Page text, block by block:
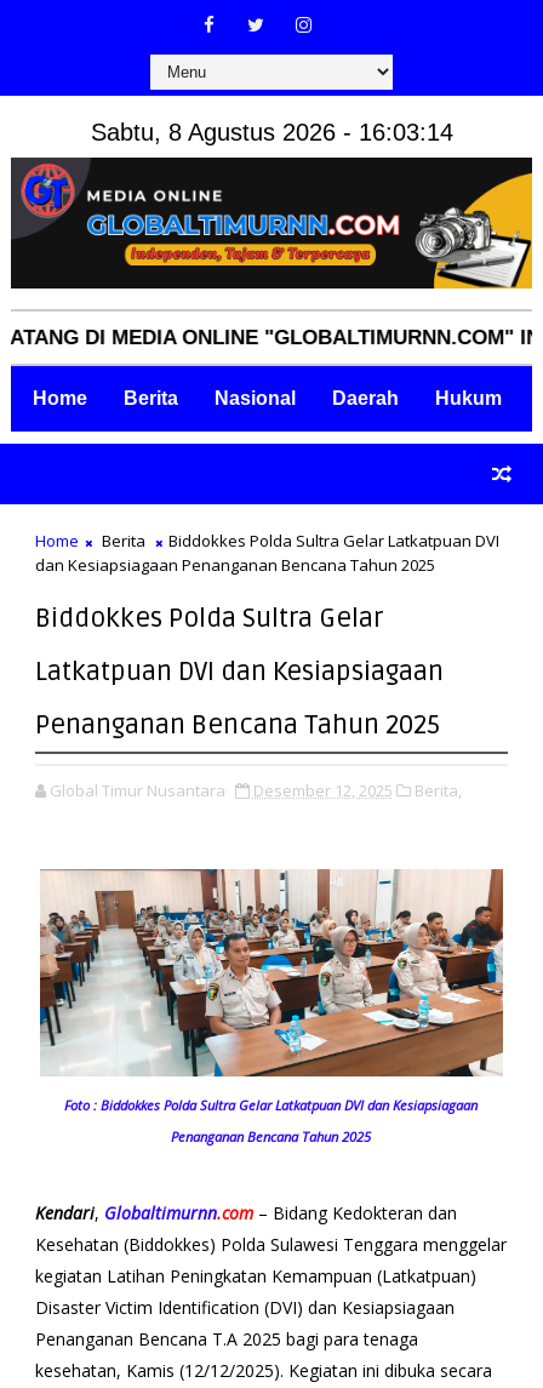
Sabtu, 8 Agustus 2026 - 16:03:15
DI MEDIA ONLINE "GLOBALTIMURNN.COM"
Home Berita Nasional Daerah Hukum
Home Berita
Biddokkes Polda Sultra Gelar Latkatpuan DVI
dan Kesiapsiagaan Penanganan Bencana Tahun 2025
Biddokkes Polda Sultra Gelar
Latkatpuan DVI dan Kesiapsiagaan
Penanganan Bencana Tahun 2025
Global Timur Nusantara Desember 12, 2025 Berita,
Foto : Biddokkes Polda Sultra Gelar Latkatpuan DVI dan Kesiapsiagaan
Penanganan Bencana Tahun 2025
Kendari, Globaltimurnn.com– Bidang Kedokteran dan
Kesehatan (Biddokkes) Polda Sulawesi Tenggara menggelar
kegiatan Latihan Peningkatan Kemampuan (Latkatpuan)
Disaster Victim Identification (DVI) dan Kesiapsiagaan
Penanganan Bencana T.A 2025 bagi para tenaga
kesehatan, Kamis (12/12/2025). Kegiatan ini dibuka secara